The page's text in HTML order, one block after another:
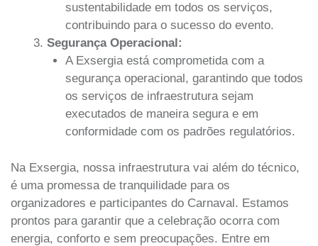
sustentabilidade em todos os serviços,
contribuindo para o sucesso do evento.
Segurança Operacional:
A Exsergia está comprometida com a
segurança operacional, garantindo que todos
os serviços de infraestrutura sejam
executados de maneira segura e em
conformidade com os padrões regulatórios.
Na Exsergia, nossa infraestrutura vai além do técnico,
é uma promessa de tranquilidade para os
organizadores e participantes do Carnaval. Estamos
prontos para garantir que a celebração ocorra com
energia, conforto e sem preocupações. Entre em